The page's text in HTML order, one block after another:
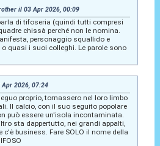
il 03 Apr 2026, 00:09
di tifoseria (quindi tutti compresi
chissà perché non le nomina.
personaggio squallido e
quasi i suoi colleghi. Le parole sono
2026, 07:24
proprio, tornassero nel loro limbo
Il calcio, con il suo seguito popolare
può essere un'isola incontaminata.
sta dappertutto, nei grandi appalti,
business. Fare SOLO il nome della